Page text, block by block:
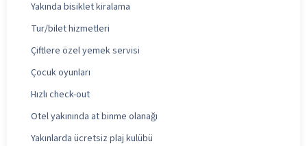
Yakında bisiklet kiralama
Tur/bilet hizmetleri
Çiftlere özel yemek servisi
Çocuk oyunları
Hızlı check-out
Otel yakınında at binme olanağı
Yakınlarda ücretsiz plaj kulübü